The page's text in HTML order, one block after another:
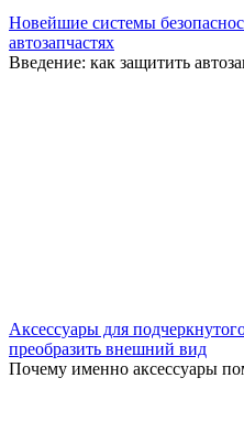
Новейшие системы
автозапчастях
Введение: как защитить
Аксессуары для
преобразить внешний вид
Почему именно аксессуары